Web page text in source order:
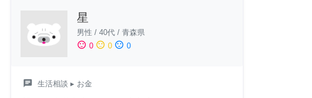
星
男性 / 40代/ 青森県
sentiment_satisfied 0 sentiment_neutral 0 sentiment_dissatisfied 0
chat 生活相談 ▸ お金